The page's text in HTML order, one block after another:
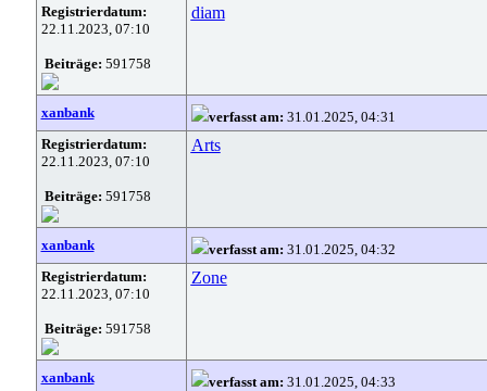
Registrierdatum:
22.11.2023, 07:10
Beiträge: 591758
diam
xanbank verfasst am: 31.01.2025, 04:31
Registrierdatum:
22.11.2023, 07:10
Beiträge: 591758
Arts
xanbank verfasst am: 31.01.2025, 04:32
Registrierdatum:
22.11.2023, 07:10
Beiträge: 591758
Zone
xanbank verfasst am: 31.01.2025, 04:33